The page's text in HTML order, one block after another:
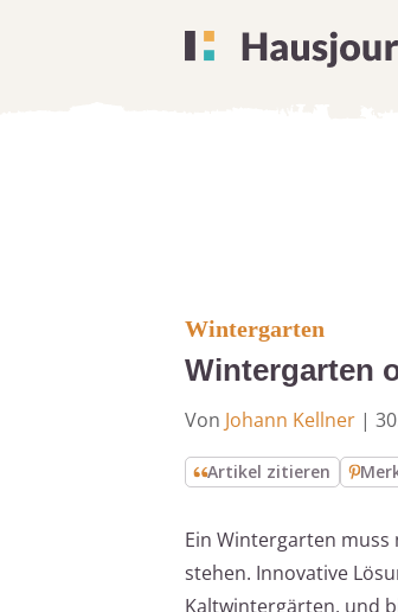
Wintergarten
Wintergarten
Von Johann Kellner |
Artikel zitieren
Ein Wintergarten
stehen. Innovative
Kaltwintergärten, und